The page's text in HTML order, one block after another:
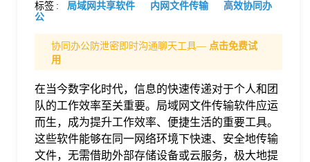
格
标签 : 局域网共享软件 内网文件传输
高效协同办
公
协同办公防泄密即时沟通聊天工具— 点击免费试
用
在当今数字化时代，信息的快速传递对于个人和团
队的工作效率至关重要。局域网文件传输软件应运
而生，成为提升工作效率、便捷生活的重要工具。
这些软件能够在同一网络环境下快速、安全地传输
文件，无需借助外部存储设备或云服务，极大地提